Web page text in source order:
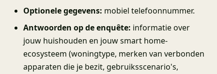
Optionele gegevens: mobiel telefoonnummer.
Antwoorden op de enquête: informatie over
jouw huishouden en jouw smart home-
ecosysteem (woningtype, merken van verbonden
apparaten die je bezit, gebruiksscenario's,